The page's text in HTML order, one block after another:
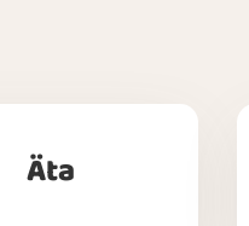
Äta